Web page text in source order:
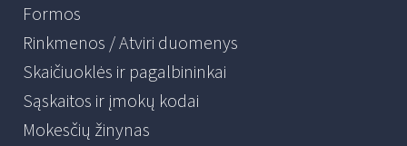
Formos
Rinkmenos / Atviri duomenys
Skaičiuoklės ir pagalbininkai
Sąskaitos ir įmokų kodai
Mokesčių žinynas